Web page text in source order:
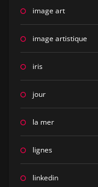
image art
image artistique
iris
jour
la mer
lignes
linkedin